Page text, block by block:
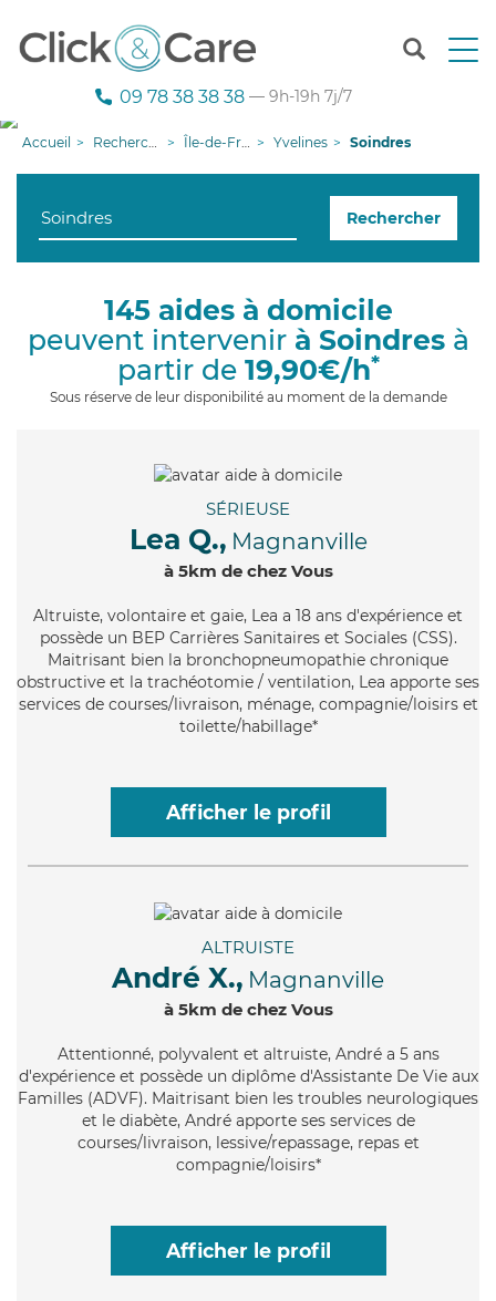
T
n
g
i
09 78 38 38 38 — 9h-19h 7j/7
Accueil Recherche aide à domicile Île-de-France Yvelines Soindres
Rechercher
145 aides à domicile
peuvent intervenir à Soindresà
partir de 19,90€/h*
Sous réserve de leur disponibilité au moment de la demande
SÉRIEUSE
Lea Q., Magnanville
à 5km de chez Vous
Altruiste, volontaire et gaie, Lea a 18 ans d'expérience et
possède un BEP Carrières Sanitaires et Sociales (CSS).
Maitrisant bien la bronchopneumopathie chronique
obstructive et la trachéotomie / ventilation, Lea apporte ses
services de courses/livraison, ménage, compagnie/loisirs et
toilette/habillage*
Afficher le profil
ALTRUISTE
André X., Magnanville
à 5km de chez Vous
Attentionné, polyvalent et altruiste, André a 5 ans
d'expérience et possède un diplôme d'Assistante De Vie aux
Familles (ADVF). Maitrisant bien les troubles neurologiques
et le diabète, André apporte ses services de
courses/livraison, lessive/repassage, repas et
compagnie/loisirs*
Afficher le profil